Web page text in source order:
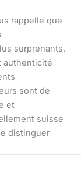
rappelle que
surprenants,
authenticité
sont de
et
suisse
distinguer